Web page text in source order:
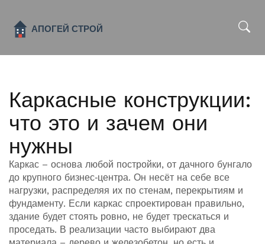
Каркасные конструкции:
что это и зачем они
нужны
Каркас – основа любой постройки, от дачного бунгало
до крупного бизнес‑центра. Он несёт на себе все
нагрузки, распределяя их по стенам, перекрытиям и
фундаменту. Если каркас спроектирован правильно,
здание будет стоять ровно, не будет трескаться и
проседать. В реализации часто выбирают два